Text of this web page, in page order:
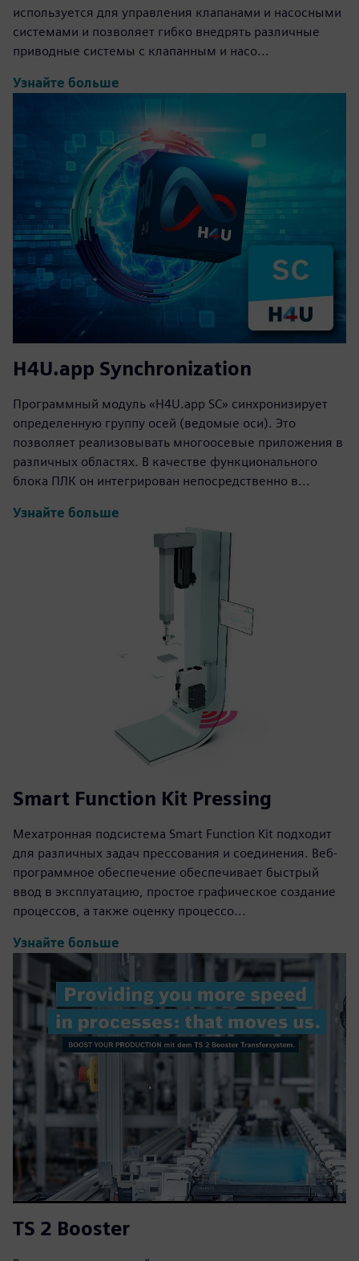
используется для управления клапанами и насосными
системами и позволяет гибко внедрять различные
приводные системы с клапанным и насо...
Узнайте больше
H4U.app Synchronization
Программный модуль «H4U.app SC» синхронизирует
определенную группу осей (ведомые оси). Это
позволяет реализовывать многоосевые приложения в
различных областях. В качестве функционального
блока ПЛК он интегрирован непосредственно в...
Узнайте больше
Smart Function Kit Pressing
Мехатронная подсистема Smart Function Kit подходит
для различных задач прессования и соединения. Веб-
программное обеспечение обеспечивает быстрый
ввод в эксплуатацию, простое графическое создание
процессов, а также оценку процессо...
Узнайте больше
TS 2 Booster